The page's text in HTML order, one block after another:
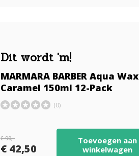
Dit wordt 'm!
MARMARA BARBER Aqua Wax
Caramel 150ml 12-Pack
(0)
€ 90,-
€ 42,50
Toevoegen aan
winkelwagen